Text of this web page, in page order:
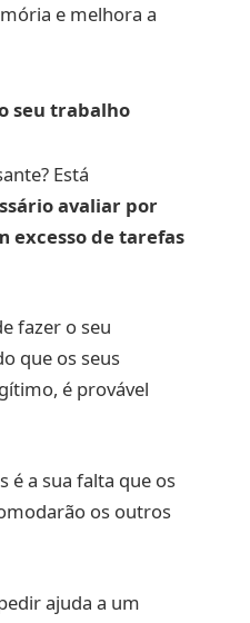
e melhora a
seu trabalho
Está
avaliar por
excesso de tarefas
fazer o seu
que os seus
é provável
é a sua falta que os
os outros
ajuda a um